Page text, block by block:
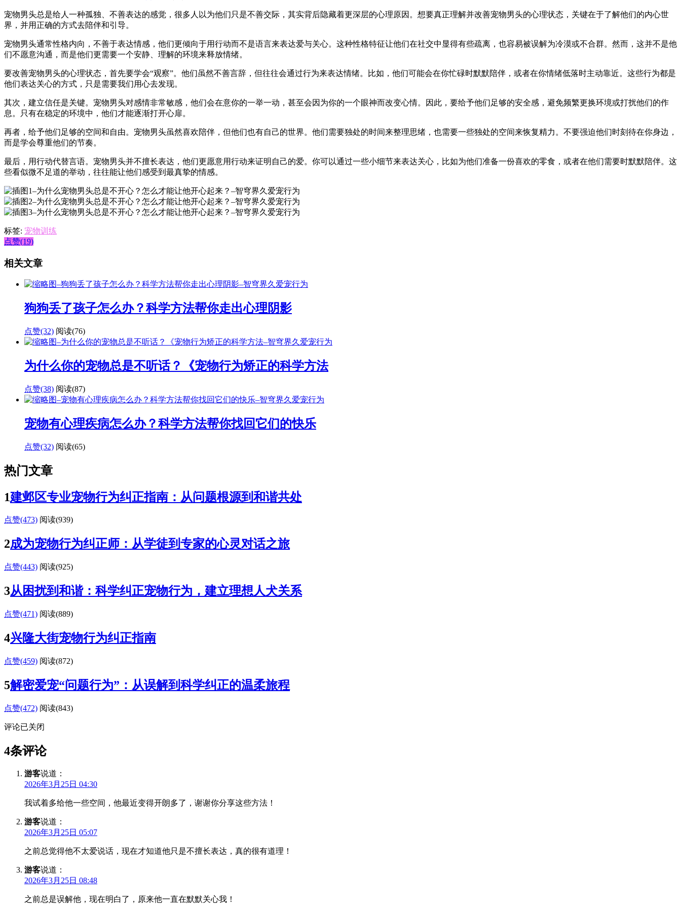
宠物男头总是给人一种孤独、不善表达的感觉，很多人以为他们只是不善交际，其实背后隐藏着更深层的心理原因。想要真正理解并改善宠物男头的心理状态，关键在于了解他们的内心世
界，并用正确的方式去陪伴和引导。
宠物男头通常性格内向，不善于表达情感，他们更倾向于用行动而不是语言来表达爱与关心。这种性格特征让他们在社交中显得有些疏离，也容易被误解为冷漠或不合群。然而，这并不是他
们不愿意沟通，而是他们更需要一个安静、理解的环境来释放情绪。
要改善宠物男头的心理状态，首先要学会“观察”。他们虽然不善言辞，但往往会通过行为来表达情绪。比如，他们可能会在你忙碌时默默陪伴，或者在你情绪低落时主动靠近。这些行为都是
他们表达关心的方式，只是需要我们用心去发现。
其次，建立信任是关键。宠物男头对感情非常敏感，他们会在意你的一举一动，甚至会因为你的一个眼神而改变心情。因此，要给予他们足够的安全感，避免频繁更换环境或打扰他们的作
息。只有在稳定的环境中，他们才能逐渐打开心扉。
再者，给予他们足够的空间和自由。宠物男头虽然喜欢陪伴，但他们也有自己的世界。他们需要独处的时间来整理思绪，也需要一些独处的空间来恢复精力。不要强迫他们时刻待在你身边，
而是学会尊重他们的节奏。
最后，用行动代替言语。宠物男头并不擅长表达，他们更愿意用行动来证明自己的爱。你可以通过一些小细节来表达关心，比如为他们准备一份喜欢的零食，或者在他们需要时默默陪伴。这
些看似微不足道的举动，往往能让他们感受到最真挚的情感。
标签: 宠物训练
点赞(19)
相关文章
狗狗丢了孩子怎么办？科学方法帮你走出心理阴影
点赞(32) 阅读(76)
为什么你的宠物总是不听话？《宠物行为矫正的科学方法
点赞(38) 阅读(87)
宠物有心理疾病怎么办？科学方法帮你找回它们的快乐
点赞(32) 阅读(65)
热门文章
1建邺区专业宠物行为纠正指南：从问题根源到和谐共处
点赞(473) 阅读(939)
2成为宠物行为纠正师：从学徒到专家的心灵对话之旅
点赞(443) 阅读(925)
3从困扰到和谐：科学纠正宠物行为，建立理想人犬关系
点赞(471) 阅读(889)
4兴隆大街宠物行为纠正指南
点赞(459) 阅读(872)
5解密爱宠“问题行为”：从误解到科学纠正的温柔旅程
点赞(472) 阅读(843)
评论已关闭
4条评论
游客说道：
2026年3月25日 04:30
我试着多给他一些空间，他最近变得开朗多了，谢谢你分享这些方法！
游客说道：
2026年3月25日 05:07
之前总觉得他不太爱说话，现在才知道他只是不擅长表达，真的很有道理！
游客说道：
2026年3月25日 08:48
之前总是误解他，现在明白了，原来他一直在默默关心我！